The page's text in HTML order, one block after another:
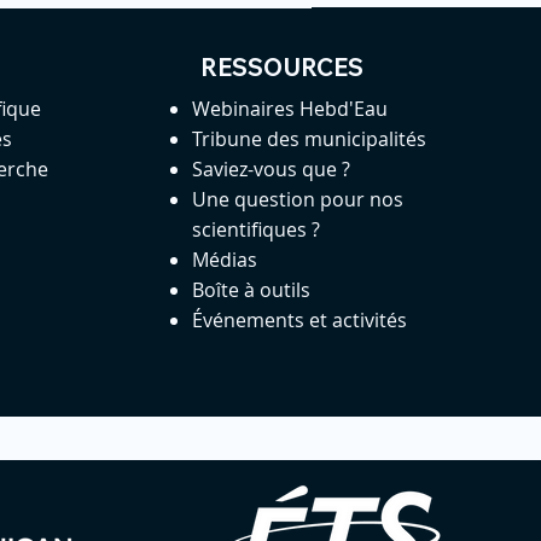
RESSOURCES
Webinaires Hebd'Eau
Tribune des municipalités
Saviez-vous que ?
Une question pour nos
scientifiques ?
Médias
Boîte à outils
Événements et activités